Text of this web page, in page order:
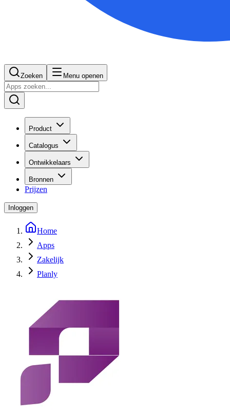
Zoeken Menu openen
Product
Catalogus
Ontwikkelaars
Bronnen
Prijzen
Inloggen
Home
Apps
Zakelijk
Planly